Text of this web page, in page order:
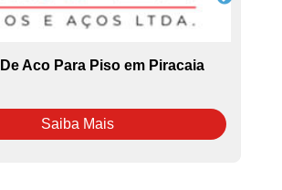
Aco Para Piso em Piracaia
Saiba Mais